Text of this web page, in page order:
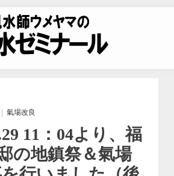
ナール｜風水
推命学・易
氣場改良
11：04より、福
の地鎮祭＆氣場